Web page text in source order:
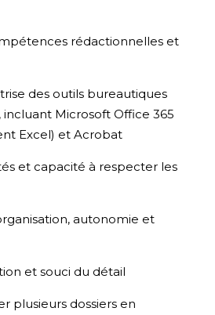
rédactionnelles et
des outils bureautiques
Microsoft Office 365
Excel) et Acrobat
et capacité à respecter les
autonomie et
et souci du détail
plusieurs dossiers en